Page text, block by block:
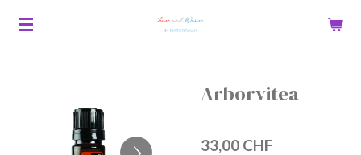
Zum
Arborvitea
33,00 CHF